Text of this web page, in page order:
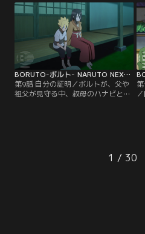
人・隠蓑（かくれみの）マギレを捕
まえることに成功。だがマギレは、
実はチョウチョウのクラスの委員
長・筧（かけい）スミレのことが好
きでずっと彼女を見ていたのだっ
た…。【提供：バンダイチャンネ
ル】
BORUTO-ボルト- NARUTO NEXT GENERATIONS 第009話
第9話 自分の証明／ボルトが、父や
祖父が見守る中、叔母のハナビと手
えていた歪んだチャクラのような影
はすべて錯覚だったのではないかと
1